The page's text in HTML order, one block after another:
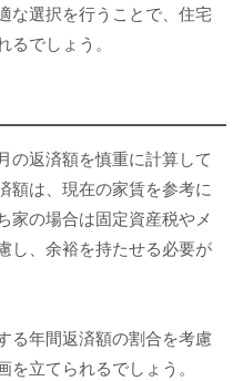
な選択を行うことで、住宅
でしょう。
の返済額を慎重に計算して
額は、現在の家賃を参考に
家の場合は固定資産税やメ
し、余裕を持たせる必要が
る年間返済額の割合を考慮
立てられるでしょう。